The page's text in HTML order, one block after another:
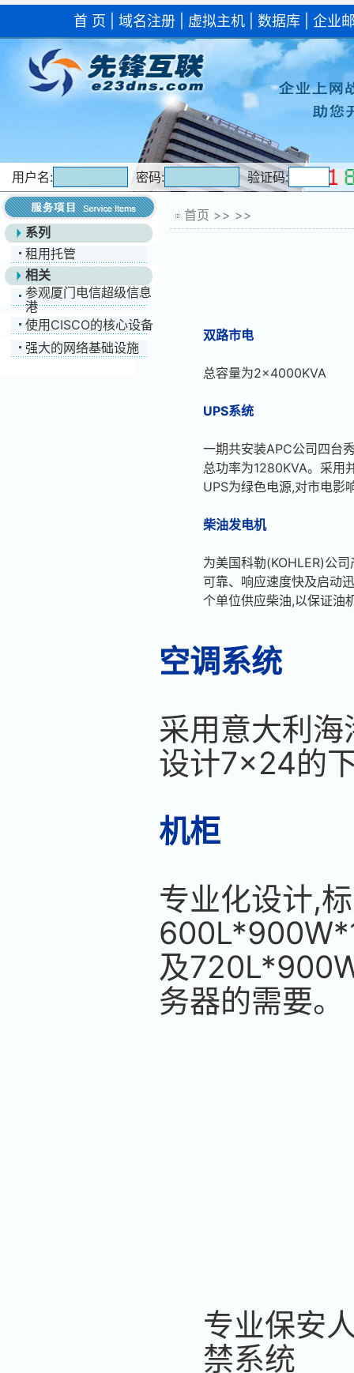
首 页 域名注册| 虚拟主机| 数据库| 企业
用户名: 密码: 验证码:
系列
租用托管
相关
参观厦门电信超级信息
港
使用CISCO的核心设备
强大的网络基础设施
首页 >> >>
双路市电
总容量为2×4000KVA
UPS系统
一期共安装APC公司四台
总功率为1280KVA。采用
UPS为绿色电源,对市电影
柴油发电机
为美国科勒(KOHLER)公
可靠、响应速度快及启动
个单位供应柴油,以保证油
空调系统
采用意大利
设计7×24的
机柜
专业化设计,
及
务器的需要。
专业保安
禁系统